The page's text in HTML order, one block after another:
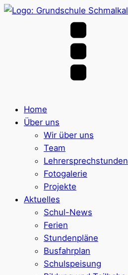
Home
Über uns
Wir über uns
Team
Lehrersprechstunden
Fotogalerie
Projekte
Aktuelles
Schul-News
Ferien
Stundenpläne
Busfahrplan
Schulspeisung